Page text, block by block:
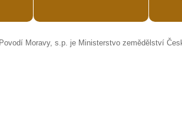
Moravy, s.p. je Ministerstvo zemědělství